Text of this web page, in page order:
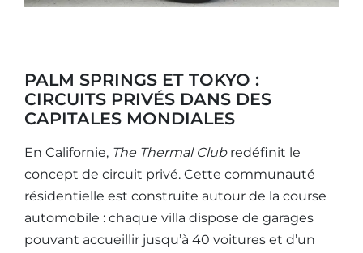
PALM SPRINGS ET TOKYO :
CIRCUITS PRIVÉS DANS DES
CAPITALES MONDIALES
En Californie, The Thermal Clubredéfinit le
concept de circuit privé. Cette communauté
résidentielle est construite autour de la course
automobile : chaque villa dispose de garages
pouvant accueillir jusqu’à 40 voitures et d’un